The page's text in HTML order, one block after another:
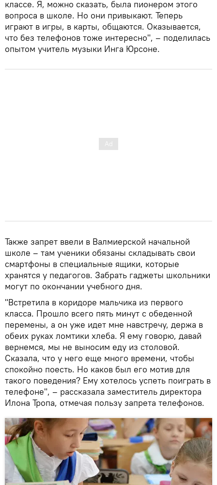
классе. Я, можно сказать, была пионером этого
вопроса в школе. Но они привыкают. Теперь
играют в игры, в карты, общаются. Оказывается,
что без телефонов тоже интересно", – поделилась
опытом учитель музыки Инга Юрсоне.
Также запрет ввели в Валмиерской начальной
школе – там ученики обязаны складывать свои
смартфоны в специальные ящики, которые
хранятся у педагогов. Забрать гаджеты школьники
могут по окончании учебного дня.
"Встретила в коридоре мальчика из первого
класса. Прошло всего пять минут с обеденной
перемены, а он уже идет мне навстречу, держа в
обеих руках ломтики хлеба. Я ему говорю, давай
вернемся, мы не выносим еду из столовой.
Сказала, что у него еще много времени, чтобы
спокойно поесть. Но каков был его мотив для
такого поведения? Ему хотелось успеть поиграть в
телефоне", – рассказала заместитель директора
Илона Тропа, отмечая пользу запрета телефонов.